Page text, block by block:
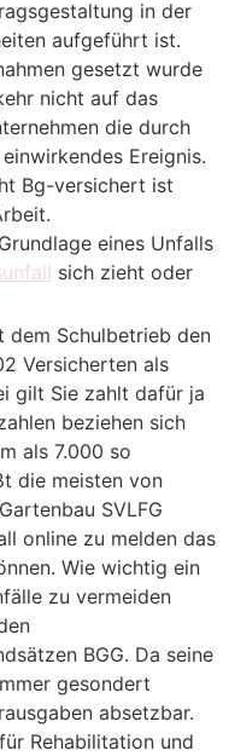
in der
aufgeführt ist.
gesetzt wurde
nicht auf das
die durch
Ereignis.
Bg-versichert ist
eines Unfalls
sich zieht oder
dem Schulbetrieb den
Versicherten als
gilt Sie zahlt dafür ja
beziehen sich
als 7.000 so
die meisten von
SVLFG
online zu melden das
Wie wichtig ein
zu vermeiden
BGG. Da seine
gesondert
absetzbar.
Rehabilitation und